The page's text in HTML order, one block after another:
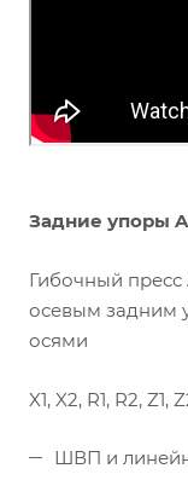
Задние упоры
Гибочный
осевым задним
осями
X1, X2, R1, R2, Z1,
ШВП и